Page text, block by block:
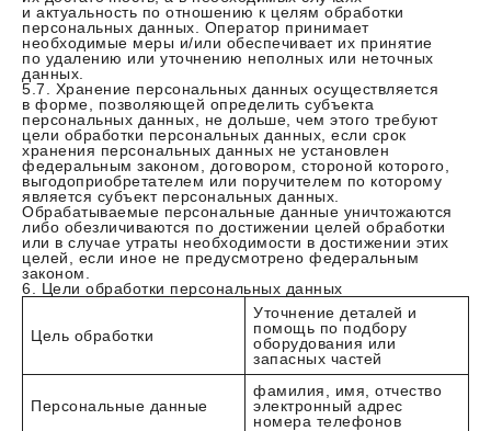
и актуальность по отношению к целям обработки
персональных данных. Оператор принимает
необходимые меры и/или обеспечивает их принятие
по удалению или уточнению неполных или неточных
данных.
5.7. Хранение персональных данных осуществляется
в форме, позволяющей определить субъекта
персональных данных, не дольше, чем этого требуют
цели обработки персональных данных, если срок
хранения персональных данных не установлен
федеральным законом, договором, стороной которого,
выгодоприобретателем или поручителем по которому
является субъект персональных данных.
Обрабатываемые персональные данные уничтожаются
либо обезличиваются по достижении целей обработки
или в случае утраты необходимости в достижении этих
целей, если иное не предусмотрено федеральным
законом.
6. Цели обработки персональных данных
Цель обработки
Уточнение деталей и
помощь по подбору
оборудования или
запасных частей
Персональные данные
фамилия, имя, отчество
электронный адрес
номера телефонов